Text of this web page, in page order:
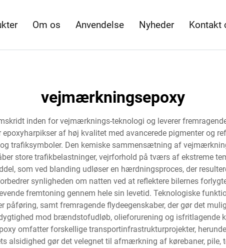
Om os Anvendelse Nyheder Kontakt
vejmærkningsepoxy
inden for vejmærknings-teknologi og leverer
af høj kvalitet med avancerede pigmenter og
trafiksymboler. Den kemiske sammensætning af
store trafikbelastninger, vejrforhold på tværs af ekstreme
som ved blanding udløser en hærdningsproces, der
synligheden om natten ved at reflektere bilernes
fremtoning gennem hele sin levetid. Teknologiske
samt fremragende flydeegenskaber, der gør det
mod brændstofudløb, olieforurening og isfritlagende
omfatter forskellige transportinfrastrukturprojekter,
alsidighed gør det velegnet til afmærkning af kørebaner, pile,